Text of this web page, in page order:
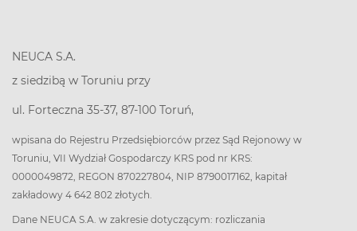
NEUCA S.A.
z siedzibą w Toruniu przy
ul. Forteczna 35-37, 87-100 Toruń,
wpisana do Rejestru Przedsiębiorców przez Sąd Rejonowy w
Toruniu, VII Wydział Gospodarczy KRS pod nr KRS:
0000049872, REGON 870227804, NIP 8790017162, kapitał
zakładowy 4 642 802 złotych.
Dane NEUCA S.A. w zakresie dotyczącym: rozliczania